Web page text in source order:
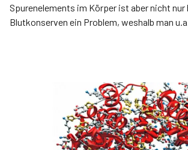
Spurenelements­ im Körper ist aber nicht nur
Blutkonserven ein Problem, weshalb man